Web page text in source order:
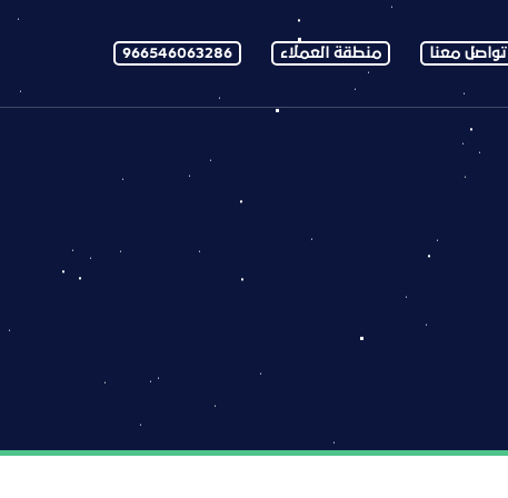
تواصل معنا منطقة العملاء 966546063286